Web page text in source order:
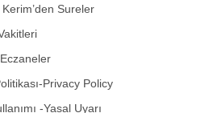
Kerim’den Sureler
Privacy Policy
-Yasal Uyarı